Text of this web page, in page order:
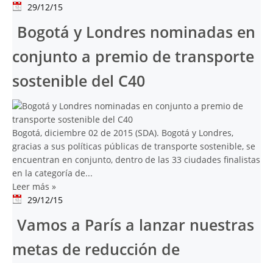
29/12/15
Bogotá y Londres nominadas en
conjunto a premio de transporte
sostenible del C40
Bogotá, diciembre 02 de 2015 (SDA). Bogotá y Londres,
gracias a sus políticas públicas de transporte sostenible, se
encuentran en conjunto, dentro de las 33 ciudades finalistas
en la categoría de...
Leer más »
29/12/15
Vamos a París a lanzar nuestras
metas de reducción de